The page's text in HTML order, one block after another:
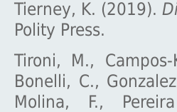
Tierney, K. (2019).
Polity Press.
Tironi, M.,
Bonelli, C.,
Molina, F.,